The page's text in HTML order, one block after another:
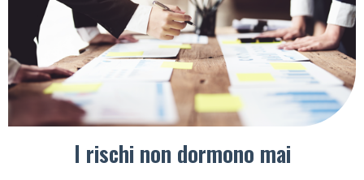
I rischi non dormono mai